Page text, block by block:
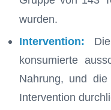
wurden.
Intervention:
konsumierte
Nahrung, und
Intervention